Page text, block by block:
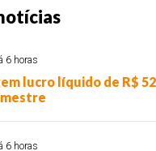
6 horas
lucro líquido de R$
6 horas